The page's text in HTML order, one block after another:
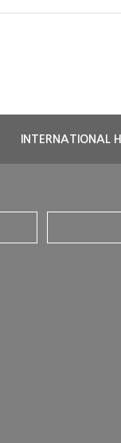
INTERNATIONAL